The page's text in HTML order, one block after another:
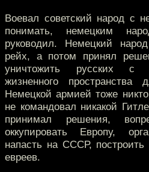
Воевал советский народ с
понимать, немецким
руководил. Немецкий
рейх, а потом принял
уничтожить русских с
жизненного пространства
Немецкой армией тоже
не командовал никакой
принимал решения,
оккупировать Европу,
напасть на СССР, построить
евреев.